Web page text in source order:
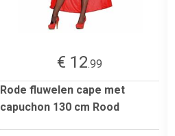
€ 12.99
Rode fluwelen cape met
capuchon 130 cm Rood